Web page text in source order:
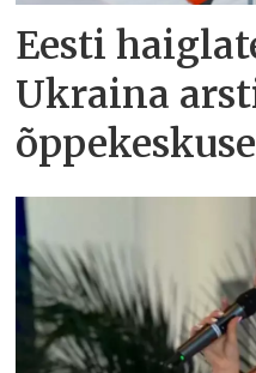
Eesti
Ukraina